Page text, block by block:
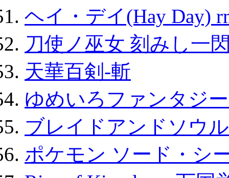
ヘイ・デイ(Hay Day)
刀使ノ巫女 刻みし一
天華百剣-斬
ゆめいろファンタジ
ブレイドアンドソウ
ポケモン ソード・シ